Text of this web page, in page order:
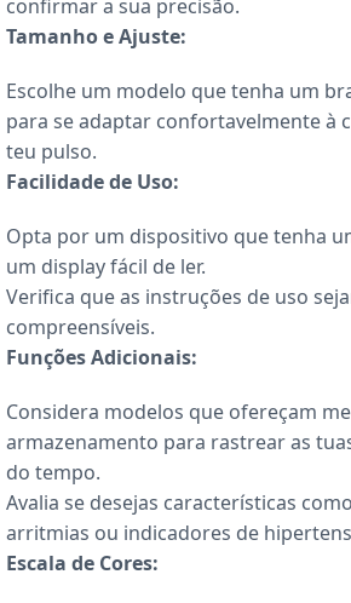
confirmar a sua precisão.
Tamanho e Ajuste:
Escolhe um modelo que tenha um
para se adaptar confortavelmente à
teu pulso.
Facilidade de Uso:
Opta por um dispositivo que tenha
um display fácil de ler.
Verifica que as instruções de uso
compreensíveis.
Funções Adicionais:
Considera modelos que ofereçam
armazenamento para rastrear as
do tempo.
Avalia se desejas características
arritmias ou indicadores de
Escala de Cores: